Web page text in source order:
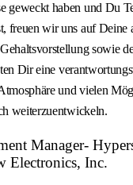
geweckt haben und Du
freuen wir uns auf Deine
sowie
Dir eine
und vielen
weiterzuentwickeln.
Manager-
Electronics, Inc.